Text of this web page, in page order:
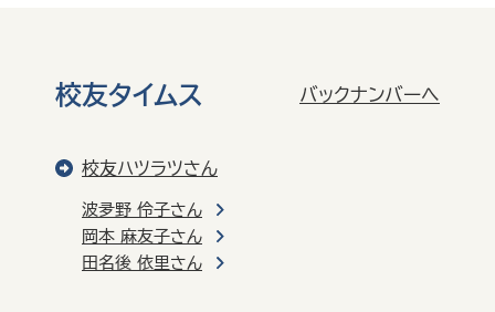
校友タイムス バックナンバーへ
校友ハツラツさん
波夛野 伶子さん
岡本 麻友子さん
田名後 依里さん